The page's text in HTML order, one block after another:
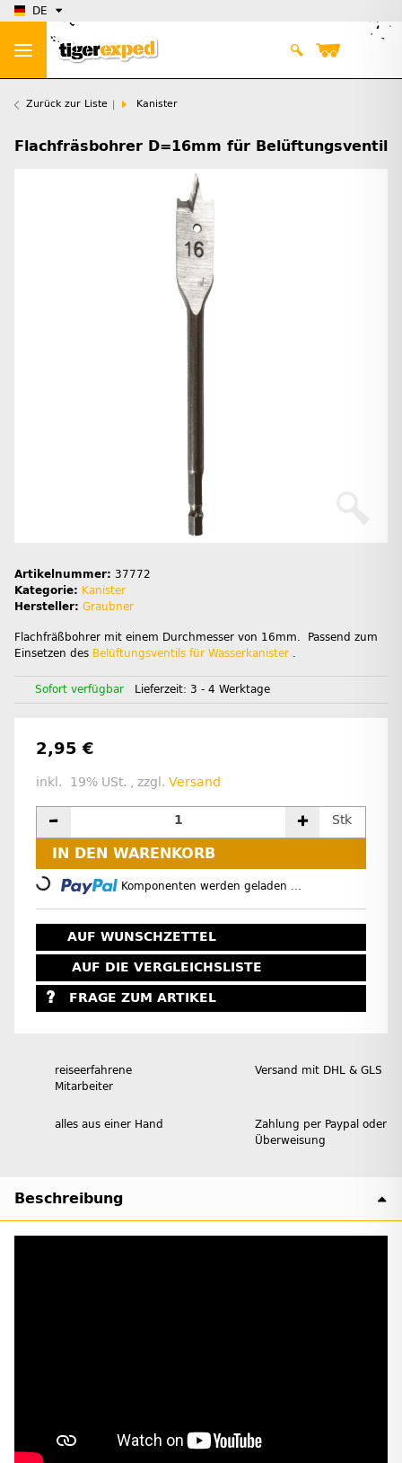
DE
Zurück zur Liste Kanister
Flachfräsbohrer D=16mm für Belüftungsventil
Artikelnummer: 37772
Kategorie: Kanister
Hersteller: Graubner
Flachfräßbohrer mit einem Durchmesser von 16mm. Passend zum
Einsetzen des Belüftungsventils für Wasserkanister .
Sofort verfügbar Lieferzeit: 3 - 4 Werktage
2,95 €
inkl. 19% USt. , zzgl. Versand
Stk
IN DEN WARENKORB
Loading... Komponenten werden geladen ...
AUF WUNSCHZETTEL
AUF DIE VERGLEICHSLISTE
FRAGE ZUM ARTIKEL
reiseerfahrene
Mitarbeiter
Versand mit DHL & GLS
alles aus einer Hand
Zahlung per Paypal oder
Überweisung
Beschreibung